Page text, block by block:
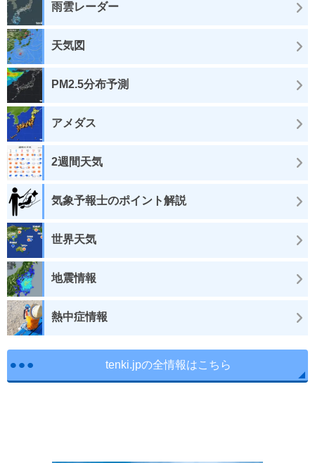
雨雲レーダー
天気図
PM2.5分布予測
アメダス
2週間天気
気象予報士のポイント解説
世界天気
地震情報
熱中症情報
tenki.jpの全情報はこちら